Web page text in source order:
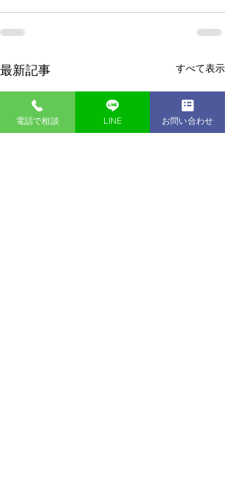
最新記事 すべて表示
電話で相談 LINE お問い合わせ